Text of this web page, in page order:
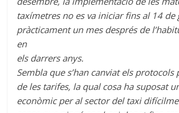
taxímetres no es va iniciar fins al 14 de
pràcticament un mes després de
en
els darrers anys.
Sembla que s’han canviat els protocols
de les tarifes, la qual cosa ha suposat
econòmic per al sector del taxi